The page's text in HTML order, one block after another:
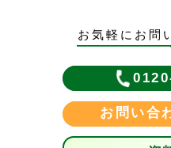
お気軽にお問
お問い合